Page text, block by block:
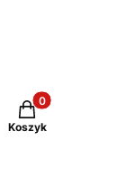
Produkty w
Koszyk